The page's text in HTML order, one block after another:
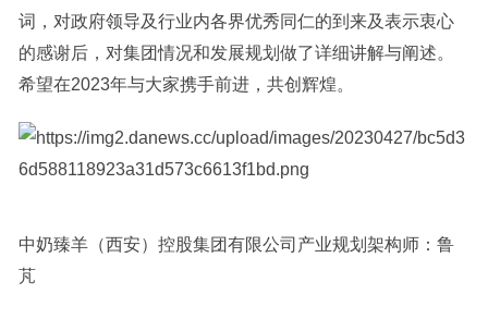
词，对政府领导及行业内各界优秀同仁的到来及表示衷心
的感谢后，对集团情况和发展规划做了详细讲解与阐述。
希望在2023年与大家携手前进，共创辉煌。
中奶臻羊（西安）控股集团有限公司产业规划架构师：鲁
芃